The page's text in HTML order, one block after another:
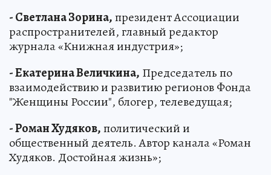
- Светлана Зорина,президент Ассоциации
распространителей, главный редактор
журнала «Книжная индустрия»;
- Екатерина Величкина, Председатель по
взаимодействию и развитию регионов Фонда
"Женщины России", блогер, телеведущая;
- Роман Худяков,политический и
общественный деятель. Автор канала «Роман
Худяков. Достойная жизнь»;